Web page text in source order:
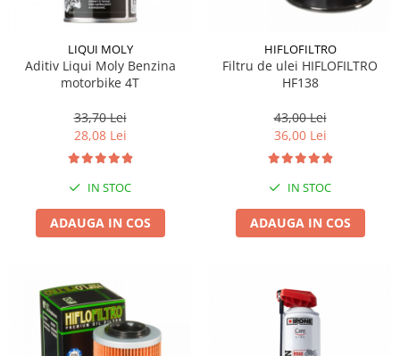
LIQUI MOLY
Aditiv Liqui Moly Benzina
motorbike 4T
33,70 Lei
28,08 Lei
IN STOC
ADAUGA IN COS
HIFLOFILTRO
Filtru de ulei HIFLOFILTRO
HF138
43,00 Lei
36,00 Lei
IN STOC
ADAUGA IN COS